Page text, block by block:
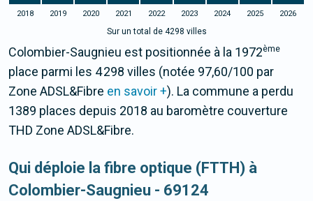
2018 2019 2020 2021 2022 2023 2024 2025 2026
Sur un total de 4298 villes
Colombier-Saugnieu est positionnée à la 1972ème
place parmi les 4 298 villes (notée 97,60/100 par
Zone ADSL&Fibre en savoir +). La commune a perdu
1389 places depuis 2018 au baromètre couverture
THD Zone ADSL&Fibre.
Qui déploie la fibre optique (FTTH) à
Colombier-Saugnieu - 69124